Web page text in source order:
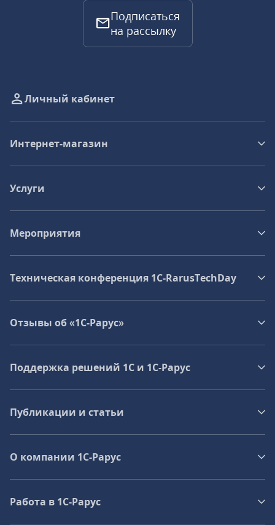
Подписаться
на рассылку
Личный кабинет
Интернет-магазин
Услуги
Мероприятия
Техническая конференция 1C‑RarusTechDay
Отзывы об «1С-Рарус»
Поддержка решений 1С и 1С‑Рарус
Публикации и статьи
О компании 1C-Рарус
Работа в 1С‑Рарус